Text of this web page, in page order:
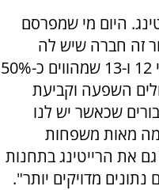
היום מי שמפרסם
זה חברה שיש לה
אינטרס, בה יש נציגות של ערוצי 12 ו-13 שמהווים כ-50%
השפעה וקביעת
שכאשר יש לנו
מאות משפחות
גם את הרייטינג בתחנות
מדויקים יותר".